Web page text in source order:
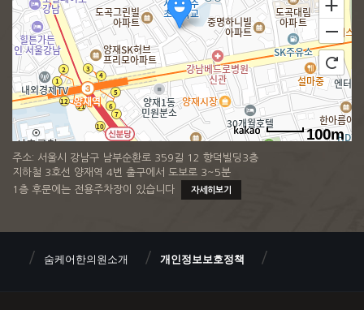
100m
주소: 서울시 강남구 남부순환로 359길 12 향덕빌딩3층
지하철 3호선 양재역 4번 출구에서 도보로 3~5분
1층 후문에는 전용주차장이 있습니다
자세히보기
숨케어한의원소개 개인정보보호정책